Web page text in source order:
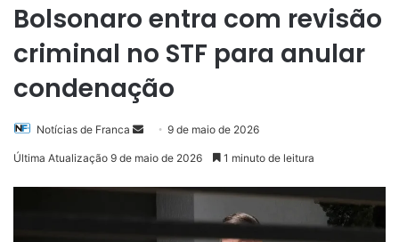
Bolsonaro entra com revisão
criminal no STF para anular
condenação
Notícias de Franca
Mande
mail
9 de maio de 2026
Última Atualização 9 de maio de 2026 1 minuto de leitura